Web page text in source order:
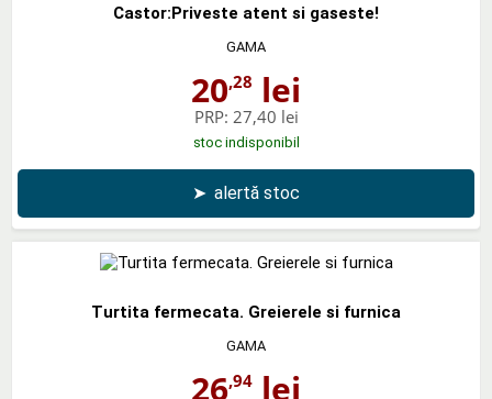
Castor:Priveste atent si gaseste!
GAMA
20,28 lei
PRP: 27,40 lei
stoc indisponibil
➤ alertă stoc
Turtita fermecata. Greierele si furnica
GAMA
26,94 lei